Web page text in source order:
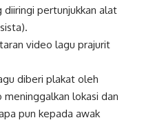
diiringi pertunjukkan alat
video lagu prajurit
diberi plakat oleh
meninggalkan lokasi dan
pun kepada awak